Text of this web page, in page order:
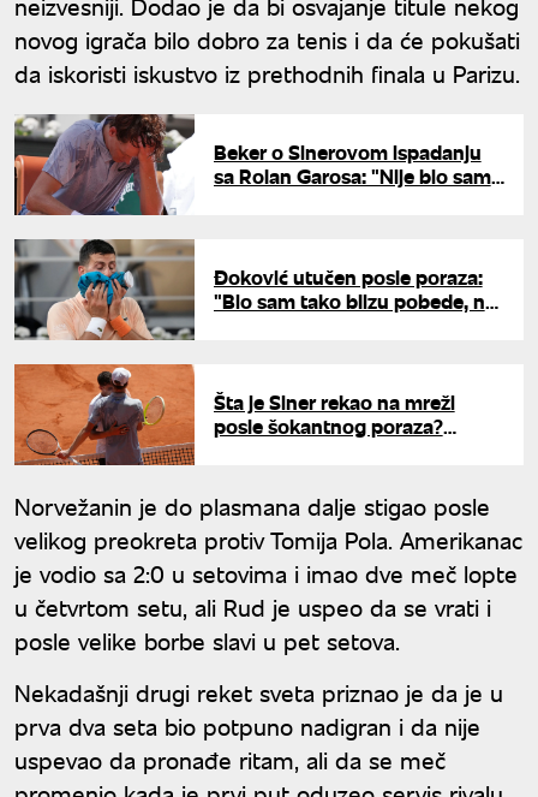
novog igrača bilo dobro za tenis i da će pokušati
da iskoristi iskustvo iz prethodnih finala u Parizu.
Beker o Sinerovom ispadanju
sa Rolan Garosa: "Nije bio samo
Đoković utučen posle poraza:
"Bio sam tako blizu pobede, ne
Šta je Siner rekao na mreži
posle šokantnog poraza?
Norvežanin je do plasmana dalje stigao posle
velikog preokreta protiv Tomija Pola. Amerikanac
je vodio sa 2:0 u setovima i imao dve meč lopte
u četvrtom setu, ali Rud je uspeo da se vrati i
posle velike borbe slavi u pet setova.
Nekadašnji drugi reket sveta priznao je da je u
prva dva seta bio potpuno nadigran i da nije
uspevao da pronađe ritam, ali da se meč